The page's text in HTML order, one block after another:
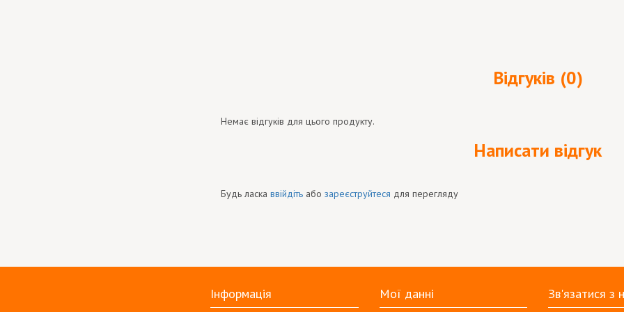
Відгуків (0)
Немає відгуків для цього продукту.
Написати відгук
Будь ласка ввійдіть або зареєструйтеся для перегляду
Інформація Мої данні Зв'язатися з